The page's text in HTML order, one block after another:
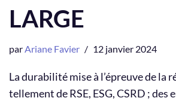
LARGE
parAriane Favier 12 janvier 2024
La durabilité mise à l’épreuve de la
tellement de RSE, ESG, CSRD ;